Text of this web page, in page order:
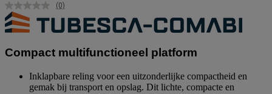
Geen
scorewaarde.
Dezelfde
(0)
Compact multifunctioneel platform
Inklapbare reling voor een uitzonderlijke compactheid en
gemak bij transport en opslag. Dit lichte, compacte en